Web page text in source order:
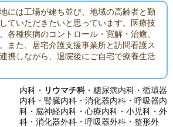
には工場が建ち並び、地域の高齢者と勤
ていただきたいと思っています。医療技
各種疾病のコントロール・寛解・治癒、
また、居宅介護支援事業所と訪問看護ス
携しながら、退院後にご自宅で療養生活
内科・ リウマチ科・糖尿病内科・循環器
内科・腎臓内科・消化器内科・呼吸器内
科・脳神経内科・心療内科・小児科・外
科・消化器外科・呼吸器外科・整形外